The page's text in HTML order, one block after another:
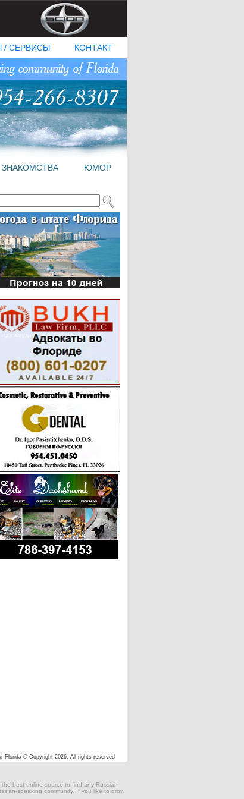
/ СЕРВИСЫ КОНТАКТ
ЗНАКОМСТВА ЮМОР
Florida © Copyright 2026. All rights reserved
best online source to find any Russian
speaking community. If you like to grow